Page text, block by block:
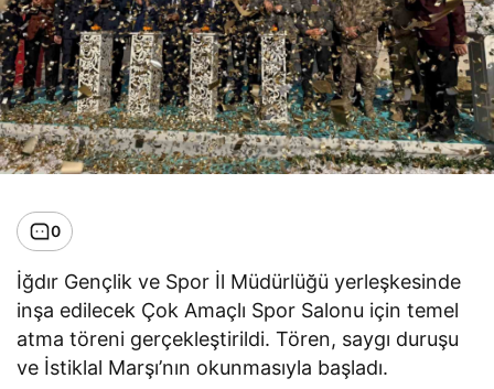
0
İğdır Gençlik ve Spor İl Müdürlüğü yerleşkesinde
inşa edilecek Çok Amaçlı Spor Salonu için temel
atma töreni gerçekleştirildi. Tören, saygı duruşu
ve İstiklal Marşı’nın okunmasıyla başladı.